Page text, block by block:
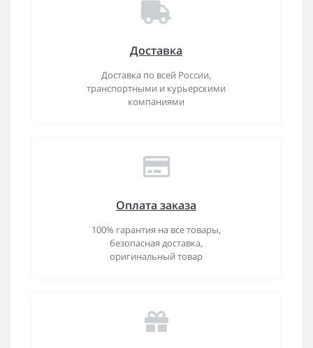
Доставка
Доставка по всей России,
транспортными и курьерскими
компаниями
Оплата заказа
100% гарантия на все товары,
безопасная доставка,
оригинальный товар